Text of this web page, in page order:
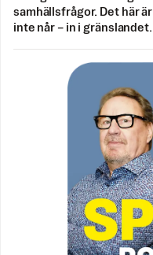
samhällsfrågor. Det här
inte når – in i gränslandet.